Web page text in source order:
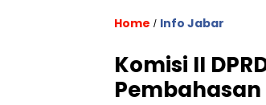
Home / Info Jabar
Komisi II
Pembahasan